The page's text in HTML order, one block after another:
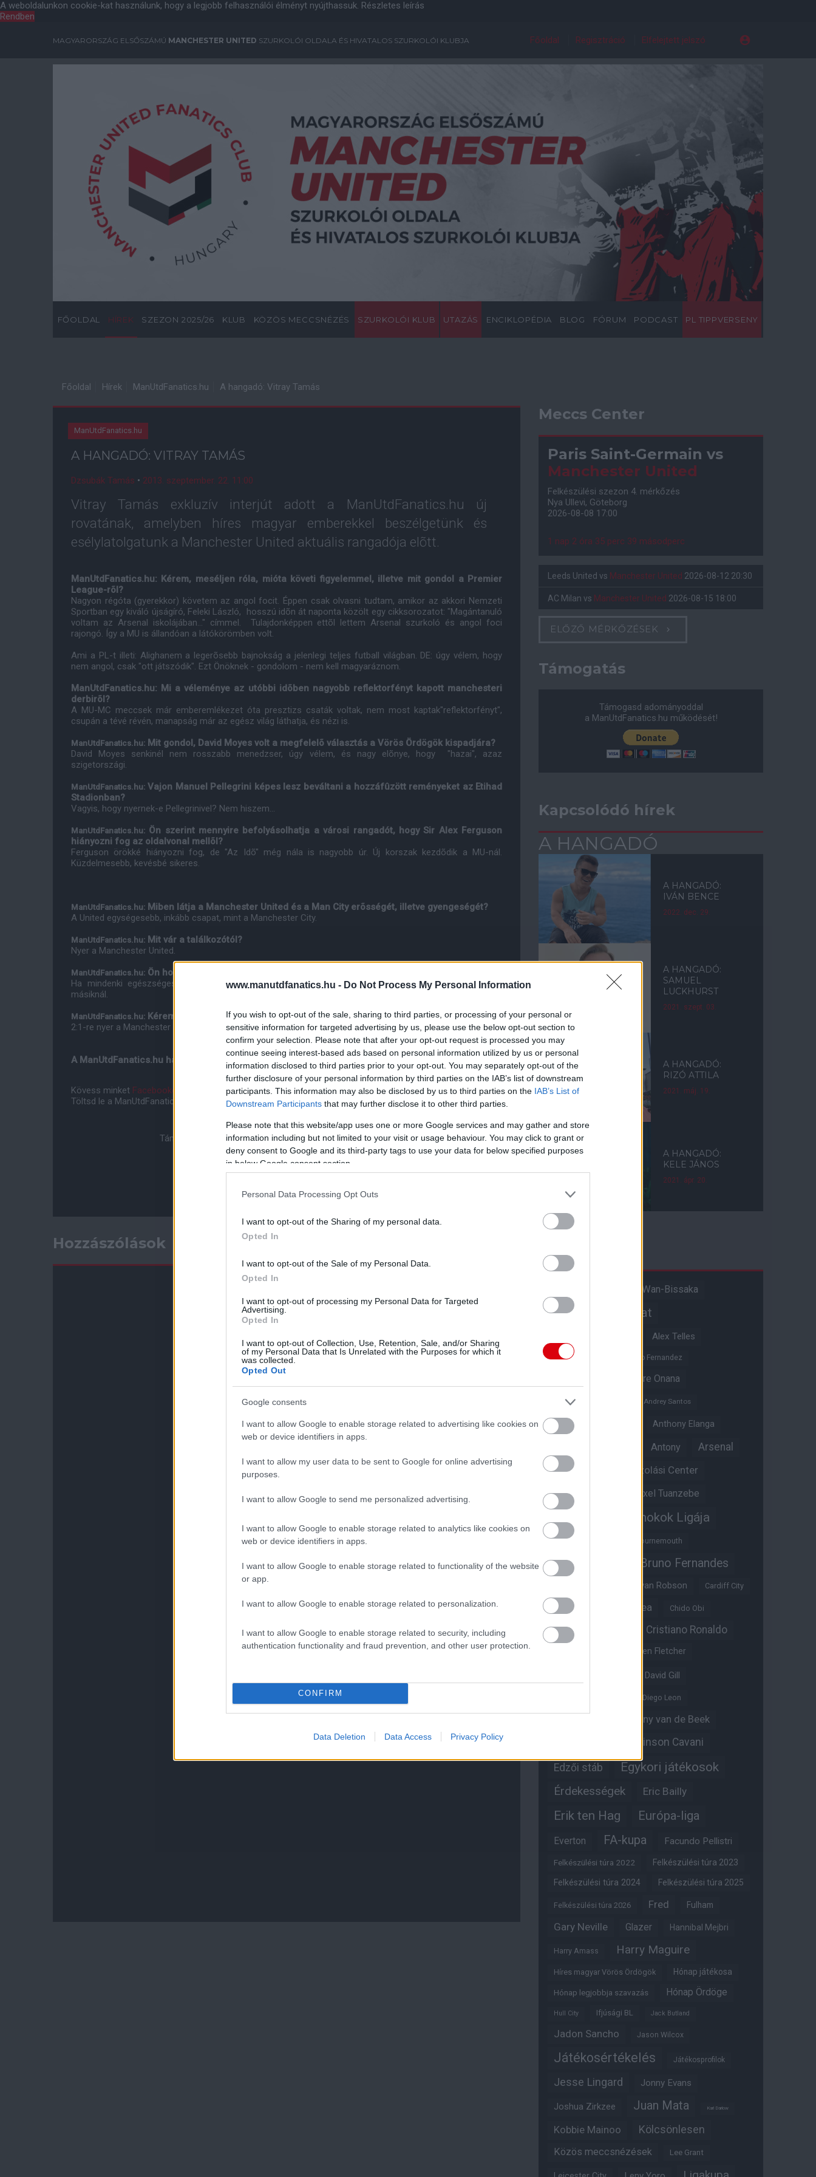
www.manutdfanatics.hu - Do Not Process My Personal Information
If you wish to opt-out of the sale, sharing to third parties, or processing of your personal or
sensitive information for targeted advertising by us, please use the below opt-out section to
confirm your selection. Please note that after your opt-out request is processed you may
continue seeing interest-based ads based on personal information utilized by us or personal
information disclosed to third parties prior to your opt-out. You may separately opt-out of the
further disclosure of your personal information by third parties on the IAB’s list of downstream
participants. This information may also be disclosed by us to third parties on the IAB’s List of
Downstream Participants that may further disclose it to other third parties.
Please note that this website/app uses one or more Google services and may gather and store
information including but not limited to your visit or usage behaviour. You may click to grant or
deny consent to Google and its third-party tags to use your data for below specified purposes
in below Google consent section.
Personal Data Processing Opt Outs
I want to opt-out of the Sharing of my personal data.
Opted In
I want to opt-out of the Sale of my Personal Data.
Opted In
I want to opt-out of processing my Personal Data for Targeted
Advertising.
Opted In
I want to opt-out of Collection, Use, Retention, Sale, and/or Sharing
of my Personal Data that Is Unrelated with the Purposes for which it
was collected.
Opted Out
Google consents
I want to allow Google to enable storage related to advertising like cookies on
web or device identifiers in apps.
I want to allow my user data to be sent to Google for online advertising
purposes.
I want to allow Google to send me personalized advertising.
I want to allow Google to enable storage related to analytics like cookies on
web or device identifiers in apps.
I want to allow Google to enable storage related to functionality of the website
or app.
I want to allow Google to enable storage related to personalization.
I want to allow Google to enable storage related to security, including
authentication functionality and fraud prevention, and other user protection.
CONFIRM
Data Deletion Data Access Privacy Policy
A weboldalunkon cookie-kat használunk, hogy a legjobb felhasználói élményt nyújthassuk. Részletes leírás
Rendben
MAGYARORSZÁG ELSŐSZÁMÚ MANCHESTER UNITED SZURKOLÓI OLDALA ÉS HIVATALOS SZURKOLÓI KLUBJA Főoldal Regisztráció Elfelejtett jelszó
FŐOLDAL HÍREK SZEZON 2025/26 KLUB KÖZÖS MECCSNÉZÉS SZURKOLÓI KLUB UTAZÁS ENCIKLOPÉDIA BLOG FÓRUM PODCAST PL TIPPVERSENY
Főoldal Hírek ManUtdFanatics.hu A hangadó: Vitray Tamás
ManUtdFanatics.hu
A HANGADÓ: VITRAY TAMÁS
Dzsubák Tamás • 2013. szeptember. 22. 11:00
Vitray Tamás exkluzív interjút adott a ManUtdFanatics.hu új
rovatának, amelyben híres magyar emberekkel beszélgetünk és
esélylatolgatunk a Manchester United aktuális rangadója elõtt.
ManUtdFanatics.hu: Kérem, meséljen róla, mióta követi figyelemmel, illetve mit gondol a Premier
League-rõl?
Nagyon régóta (gyerekkor) követem az angol focit. Éppen csak olvasni tudtam, amikor az akkori Nemzeti
Sportban egy kiváló újságíró, Feleki László, hosszú idõn át naponta közölt egy cikksorozatot: "Magántanuló
voltam az Arsenal iskolájában..." címmel. Tulajdonképpen ettõl lettem Arsenal szurkoló és angol foci
rajongó. Így a MU is állandóan a látókörömben volt.
Ami a PL-t illeti: Alighanem a legerõsebb bajnokság a jelenlegi teljes futball világban. DE: úgy vélem, hogy
nem angol, csak "ott játszódik". Ezt Önöknek - gondolom - nem kell magyaráznom.
ManUtdFanatics.hu: Mi a véleménye az utóbbi idõben nagyobb reflektorfényt kapott manchesteri
derbirõl?
A MU-MC meccsek már emberemlékezet óta presztizs csaták voltak, nem most kaptak"reflektorfényt",
csupán a tévé révén, manapság már az egész világ láthatja, és nézi is.
ManUtdFanatics.hu: Mit gondol, David Moyes volt a megfelelõ választás a Vörös Ördögök kispadjára?
David Moyes senkinél nem rosszabb menedzser, úgy vélem, és nagy elõnye, hogy "hazai", azaz
szigetországi.
ManUtdFanatics.hu: Vajon Manuel Pellegrini képes lesz beváltani a hozzáfûzött reményeket az Etihad
Stadionban?
Vagyis, hogy nyernek-e Pellegrinivel? Nem hiszem...
ManUtdFanatics.hu: Ön szerint mennyire befolyásolhatja a városi rangadót, hogy Sir Alex Ferguson
hiányozni fog az oldalvonal mellõl?
Ferguson örökké hiányozni fog, de "Az Idõ" még nála is nagyobb úr. Új korszak kezdõdik a MU-nál.
Küzdelmesebb, kevésbé sikeres.
ManUtdFanatics.hu: Miben látja a Manchester United és a Man City erõsségét, illetve gyengeségét?
A United egységesebb, inkább csapat, mint a Manchester City.
ManUtdFanatics.hu: Mit vár a találkozótól?
Nyer a Manchester United.
ManUtdFanatics.hu: Ön hogyan állítaná fel a Manchester United kezdõ 11-ét a City ellen?
Ha mindenki egészséges, akár két teljes csapatot is kiállíthatnának, és egyik sem lenne gyengébb a
másiknál.
ManUtdFanatics.hu: Kérem, tippelje meg a mérkõzés végeredményét!
2:1-re nyer a Manchester United.
A ManUtdFanatics.hu hatalmas köszönettel tartozik Vitray Tamásnak az interjúért!
Kövess minket Facebookon InstagramonésYouTube-on is!
Töltsd le a ManUtdFanatics.hu mobil applikációtAndroidraésiOS-re !
Támogasd adományoddal a ManUtdFanatics.hu működését!
Hozzászólások
Meccs Center
Paris Saint-Germain vs
Manchester United
Felkészülési szezon 4. mérkőzés
Nya Ullevi, Göteborg
2026-08-08 17:00
1 nap 2 óra 35 perc 38 másodperc
Leeds United vs Manchester United 2026-08-12 20:30
AC Milan vs Manchester United 2026-08-15 18:00
ELŐZŐ MÉRKŐZÉSEK
Támogatás
Támogasd adományoddal
a ManUtdFanatics.hu működését!
Kapcsolódó hírek
A HANGADÓ
A HANGADÓ:
IVÁN BENCE
2022. dec. 29.
A HANGADÓ:
SAMUEL
LUCKHURST
2021. szept. 03.
A HANGADÓ:
RIZÓ ATTILA
2021. máj. 19.
A HANGADÓ:
KELE JÁNOS
2021. ápr. 20.
Aaron Wan-Bissaka
Akadémiai csapat
Alex Telles
Altay Bayindir Alvaro Fernandez
Andre Onana
Andreas Pereira
Andrey Santos
Angol válogatott Anthony Elanga
Antony Arsenal
Aston Villa Átigazolási Center
Átigazolások Axel Tuanzebe
Bajnokok Ligája
Benjamin Sesko Bournemouth
Brandon Williams Bruno Fernandes
Bryan Robson Cardiff City
Casemiro Chelsea Chido Obi
Christian Eriksen Cristiano Ronaldo
Darren Fletcher
David Gill
Diego Leon
Donny van de Beek
Edinson Cavani
Edzői stáb Egykori játékosok
Érdekességek Eric Bailly
Erik ten Hag Európa-liga
Everton FA-kupa Facundo Pellistri
Felkészülési túra 2022 Felkészülési túra 2023
Felkészülési túra 2024 Felkészülési túra 2025
Felkészülési túra 2026 Fred Fulham
Gary Neville Glazer Hannibal Mejbri
Harry Amass Harry Maguire
Híres magyar Vörös Ördögök Hónap játékosa
Hónap legjobbja szavazás Hónap Ördöge
Hull City Ifjúsági BL Jack Butland
Jadon Sancho Jason Wilcox
Játékosértékelés Játékosprofilok
Jesse Lingard Jonny Evans
Joshua Zirkzee Juan Mata Karl Darlow
Kobbie Mainoo Kölcsönlesen
Közös meccsnézések Lee Grant